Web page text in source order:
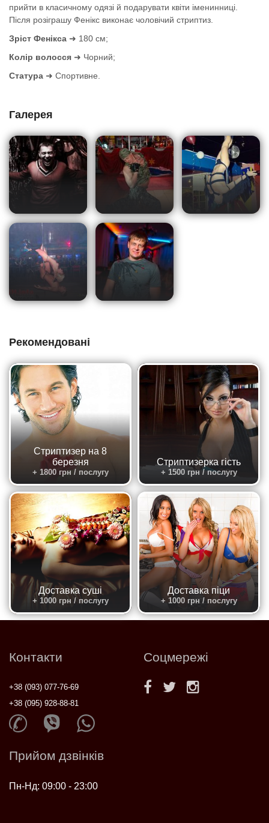
прийти в класичному одязі й подарувати квіти іменинниці.
Після розіграшу Фенікс виконає чоловічий стриптиз.
Зріст Фенікса ➜ 180 см;
Колір волосся ➜ Чорний;
Статура ➜ Спортивне.
Галерея
Рекомендовані
Стриптизер на 8
березня
+ 1800 грн / послугу
Стриптизерка гість
+ 1500 грн / послугу
Доставка суші
+ 1000 грн / послугу
Доставка піци
+ 1000 грн / послугу
Контакти
+38 (093) 077-76-69
+38 (095) 928-88-81
Соцмережі
Прийом дзвінків
Пн-Нд: 09:00 - 23:00